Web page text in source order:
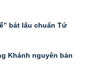
bát lẩu chuẩn Tứ
Khánh nguyên bản